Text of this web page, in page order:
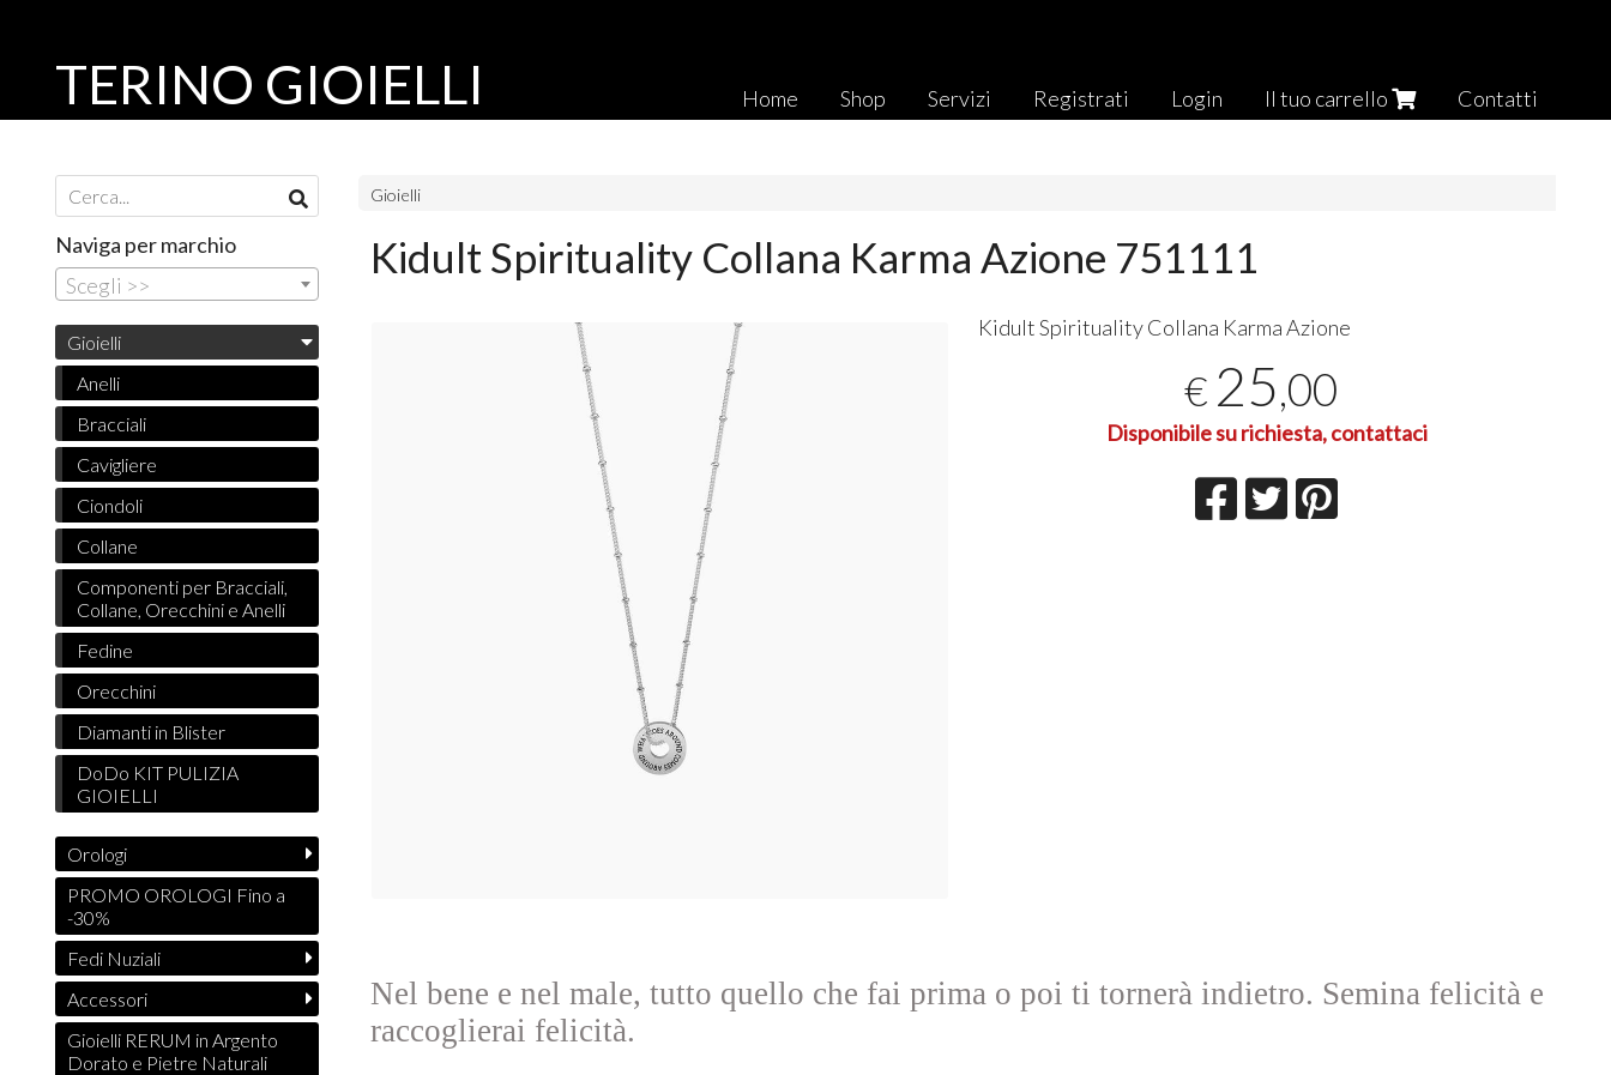
Home Shop Servizi Registrati Login Il tuo carrello Contatti
TERINO GIOIELLI
Gioielli
Kidult Spirituality Collana Karma Azione 751111
Kidult Spirituality Collana Karma Azione
€ 25,00
Disponibile su richiesta, contattaci
Nel bene e nel male, tutto quello che fai prima o poi ti tornerà indietro. Semina felicità e
raccoglierai felicità.
Naviga per marchio
Scegli >>
Gioielli
Anelli
Bracciali
Cavigliere
Ciondoli
Collane
Componenti per Bracciali,
Collane, Orecchini e Anelli
Fedine
Orecchini
Diamanti in Blister
DoDo KIT PULIZIA
GIOIELLI
Orologi
PROMO OROLOGI Fino a
-30%
Fedi Nuziali
Accessori
Gioielli RERUM in Argento
Dorato e Pietre Naturali